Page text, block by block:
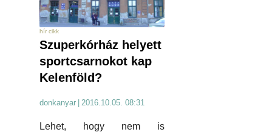
hír cikk
Szuperkórház helyett
sportcsarnokot kap
Kelenföld?
donkanyar | 2016.10.05. 08:31
Lehet, hogy nem is